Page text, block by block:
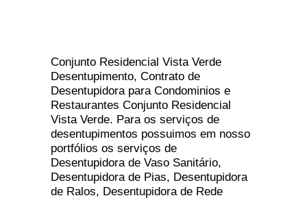
Conjunto Residencial Vista Verde
Desentupimento, Contrato de
Desentupidora para Condominios e
Restaurantes Conjunto Residencial
Vista Verde. Para os serviços de
desentupimentos possuimos em nosso
portfólios os serviços de
Desentupidora de Vaso Sanitário,
Desentupidora de Pias, Desentupidora
de Ralos, Desentupidora de Rede